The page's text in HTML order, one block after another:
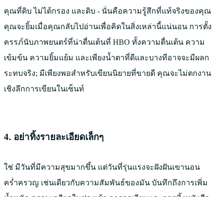
คุณที่ดิบ ไม่ได้กรอง และดิบ - นั่นคือความรู้สึกที่แท้จริงของคุณ
คุณจะยิ้มเมื่อคุณกลับไปอ่านเพื่อคิดในสิ่งเหล่านี้แน่นอน การตั้ง
ครรภ์นับภาพยนตร์ที่น่าตื่นเต้นที่ HBO ทั้งความตื่นเต้น ความ
เข้มข้น ความยิ้มแย้ม และเพียงน้ำตาที่ดีและบางทีอาจจะมีผลก
ระทบจริง; มีเพียงพอสําหรับเขียนนิยายที่ขายดี คุณจะไม่ตกงาน
เชิงลึกการเขียนในเซ็นท์
4. อย่าทิ้งรายละเอียดเล็กๆ
ใช่ มีวันที่มีความสุขมากขึ้น แต่วันที่รุ่นแรงจะฝังฝันเขานอน
คร่ำครวญ เช่นเดียวกับความสัมพันธ์ของมัน บันทึกถึงการเพิ่ม